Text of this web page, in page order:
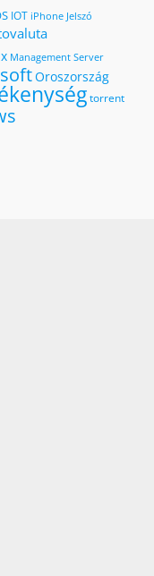
IOT iPhone Jelszó
Management Server
Oroszország
torrent